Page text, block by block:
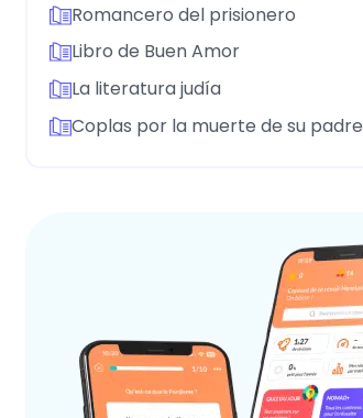
Romancero del prisionero
Libro de Buen Amor
La literatura judía
Coplas por la muerte de su padre